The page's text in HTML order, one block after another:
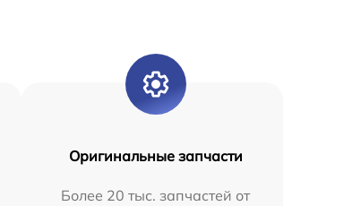
Оригинальные запчасти
Более 20 тыс. запчастей от